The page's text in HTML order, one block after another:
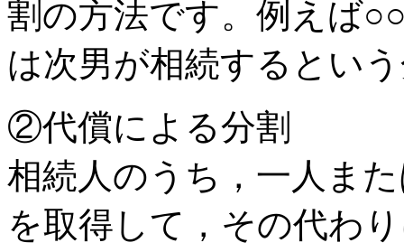
割の方法です。例えば
は次男が相続するとい
②代償による分割
相続人のうち，一人ま
を取得して，その代わ